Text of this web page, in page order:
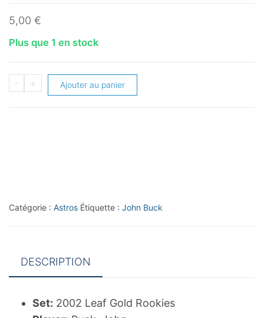
5,00 €
Plus que 1 en stock
-
quantité
Buck
+ Ajouter au panier
Catégorie : Astros Étiquette : John Buck
DESCRIPTION
Set: 2002 Leaf Gold Rookies